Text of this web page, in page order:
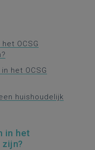
OCSG
het OCSG
huishoudelijk
in het